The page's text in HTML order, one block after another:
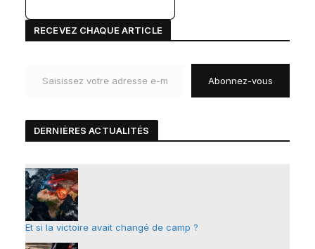
t
i
v
e
:
RECEVEZ CHAQUE ARTICLE
Abonnez-vous
DERNIÈRES ACTUALITÉS
Et si la victoire avait changé de camp ?